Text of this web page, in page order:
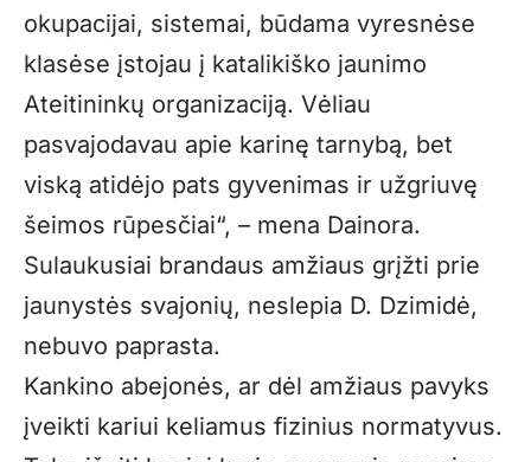
okupacijai, sistemai, būdama vyresnėse
klasėse įstojau į katalikiško jaunimo
Ateitininkų organizaciją. Vėliau
pasvajodavau apie karinę tarnybą, bet
viską atidėjo pats gyvenimas ir užgriuvę
šeimos rūpesčiai“, – mena Dainora.
Sulaukusiai brandaus amžiaus grįžti prie
jaunystės svajonių, neslepia D. Dzimidė,
nebuvo paprasta.
Kankino abejonės, ar dėl amžiaus pavyks
įveikti kariui keliamus fizinius normatyvus.